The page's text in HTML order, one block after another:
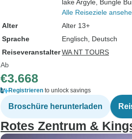
lake Argyle , Bungle
Alle Reiseziele
Alter
Alter 13+
Sprache
Englisch, Deutsch
ReiseveranstalterWA NT TOURS
Ab
€3.668
Registrieren to unlock savings
Broschüre herunterladen
Rotes Zentrum &